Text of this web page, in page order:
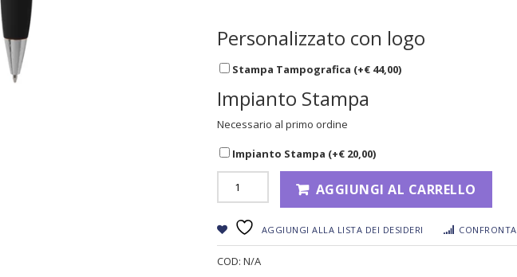
Personalizzato con logo
Stampa Tampografica (+€ 44,00)
Impianto Stampa
Necessario al primo ordine
Impianto Stampa (+€ 20,00)
AGGIUNGI AL CARRELLO
AGGIUNGI ALLA LISTA DEI DESIDERI CONFRONTA
COD: N/A